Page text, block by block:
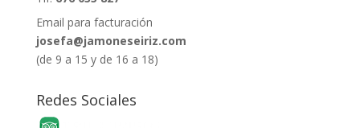
Email para facturación
josefa@jamoneseiriz.com
(de 9 a 15 y de 16 a 18)
Redes Sociales